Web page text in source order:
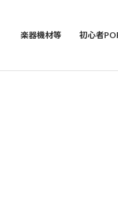
楽器機材等 初心者